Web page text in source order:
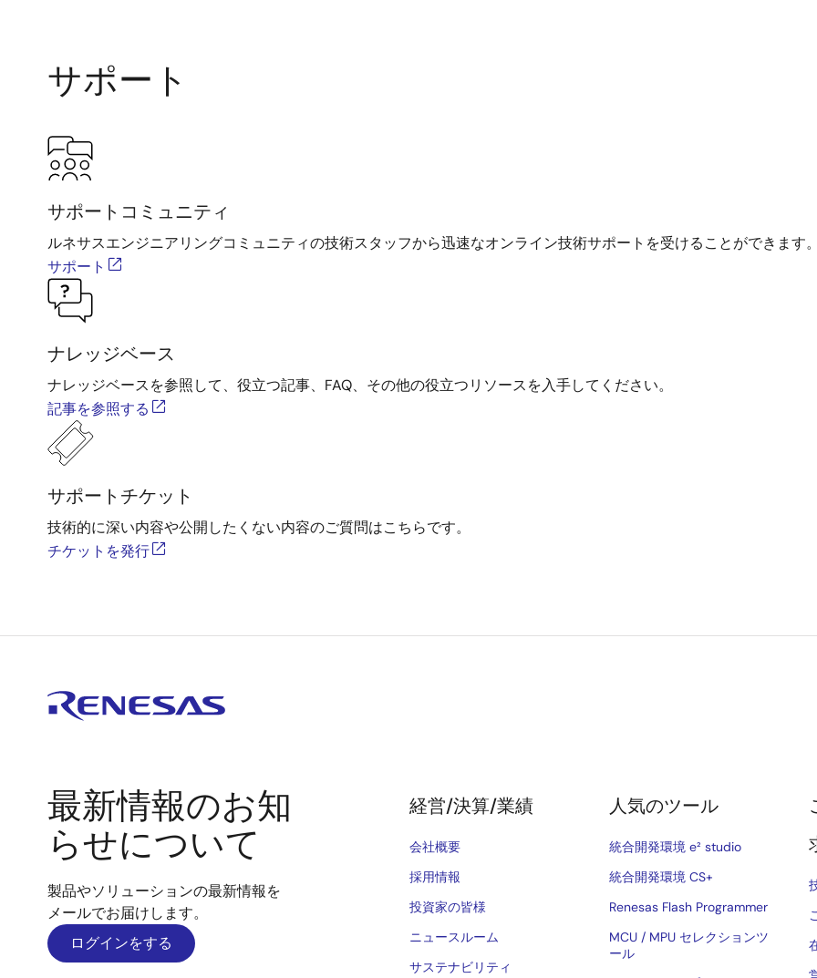
サポート
サポートコミュニティ
ルネサスエンジニアリングコミュニティの技術スタッフから迅速なオンライン技術サポートを受けることができます。
サポート
ナレッジベース
ナレッジベースを参照して、役立つ記事、FAQ、その他の役立つリソースを入手してください。
記事を参照する
サポートチケット
技術的に深い内容や公開したくない内容のご質問はこちらです。
チケットを発行
最新情報のお知
らせについて
製品やソリューションの最新情報を
メールでお届けします。
ログインをする
経営/決算/業績
会社概要
採用情報
投資家の皆様
ニュースルーム
サステナビリティ
人気のツール
統合開発環境 e² studio
統合開発環境 CS+
Renesas Flash Programmer
MCU / MPU セレクションツ
ール